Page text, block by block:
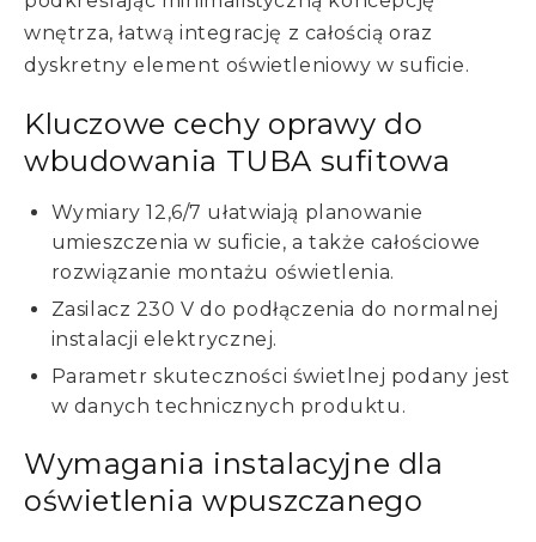
wnętrza, łatwą integrację z całością oraz
dyskretny element oświetleniowy w suficie.
Kluczowe cechy oprawy do
wbudowania TUBA sufitowa
Wymiary 12,6/7 ułatwiają planowanie
umieszczenia w suficie, a także całościowe
rozwiązanie montażu oświetlenia.
Zasilacz 230 V do podłączenia do normalnej
instalacji elektrycznej.
Parametr skuteczności świetlnej podany jest
w danych technicznych produktu.
Wymagania instalacyjne dla
oświetlenia wpuszczanego